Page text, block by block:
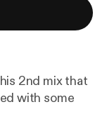
2nd mix that
with some